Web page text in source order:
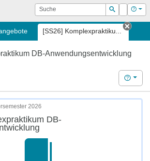
Suche
Suchen
Login Hilfe
[SS26] Komplexpraktiku...
Tab
DB-Anwendungsentwicklung
Hilfe
2026
DB-